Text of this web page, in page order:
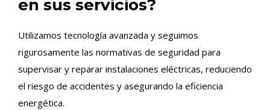
en sus servicios?
Utilizamos tecnología avanzada y seguimos
rigurosamente las normativas de seguridad para
supervisar y reparar instalaciones eléctricas, reduciendo
el riesgo de accidentes y asegurando la eficiencia
energética.